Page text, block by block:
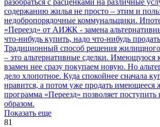
содержанию жилья не просто – этим и
недобропорядочные коммунальщики.
«Переезд» от АИЖК - замена
что-нибудь купить, надо что-нибудь
Традиционный способ решения жилищного
– это альтернативные сделки. Имеющуюся
взамен нее сразу покупаем новую. Но
дело хлопотное. Куда спокойнее сначала
нравится, а потом уже продать имеющееся
программа «Переезд» позволяет
образом.
Показать еще
81